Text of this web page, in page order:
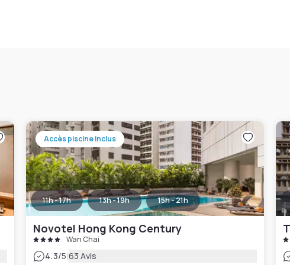
Accès piscine inclus
11h - 17h 13h - 19h 15h - 21h
Novotel Hong Kong Century
Wan Chai
4.3/5|63 Avis